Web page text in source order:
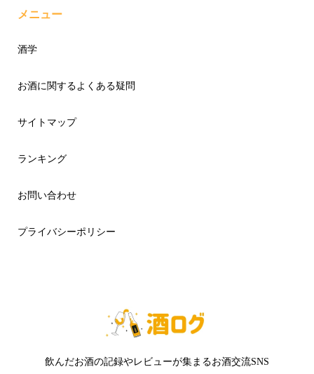
メニュー
酒学
お酒に関するよくある疑問
サイトマップ
ランキング
お問い合わせ
プライバシーポリシー
飲んだお酒の記録やレビューが集まるお酒交流SNS